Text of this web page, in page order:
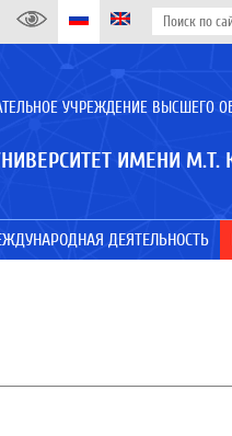
УЧРЕЖДЕНИЕ ВЫСШЕГО
ИМЕНИ
ДЕЯТЕЛЬНОСТЬ